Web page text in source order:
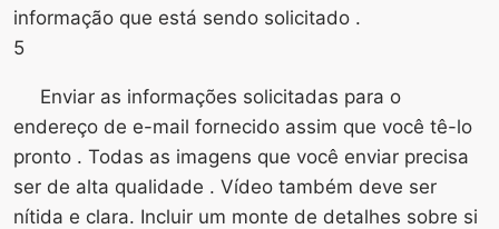
informação que está sendo solicitado .
5
Enviar as informações solicitadas para o
endereço de e-mail fornecido assim que você tê-lo
pronto . Todas as imagens que você enviar precisa
ser de alta qualidade . Vídeo também deve ser
nítida e clara. Incluir um monte de detalhes sobre si